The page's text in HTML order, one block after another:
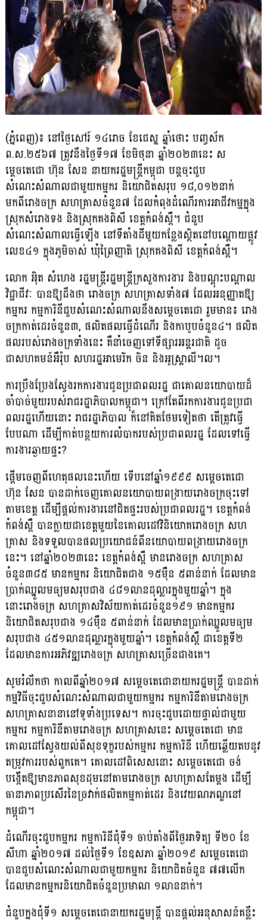
(ភ្នំពេញ)៖ នៅថ្ងៃសៅរ៍ ១៤រោច ខែជេស្ឋ ឆ្នាំថោះ បញ្ចស័ក
ព.ស.២៥៦៧ ត្រូវនឹង​ថ្ងៃទី១៧ ខែមិថុនា ឆ្នាំ២០២៣នេះ ស
ម្តេចតេជោ ហ៊ុន សែន នាយករដ្ឋមន្ត្រី​កម្ពុជា បន្តចុះជួប
សំណេះសំណាលជាមួយកម្មករ និយោជិតសរុប ១៨,០១២នាក់
មកពីរោង​ចក្រ សហគ្រាសចំនួន៧ ដែលកំពុងដំណើរការអាជីវកម្មក្នុង
ស្រុកសំរោងទង និងស្រុក​គងពិសី ខេត្តកំពង់​ស្ពឺ។ ជំនួប​
សំណេះសំណាលធ្វើឡើង នៅទីតាំងដីមួយ​កន្លែង​ស្ថិត​នៅ​បណ្តោយ​ផ្លូវ​
លេខ៤១ ក្នុងភូមិចាស់ ឃុំព្រៃញាតិ ស្រុកគងពិសី ខេត្តកំពង់ស្ពឺ។
លោក អ៉ិត សំហេង រដ្ឋមន្ត្រីរដ្ឋមន្ត្រីក្រសួងការងារ និងបណ្តុះបណ្តាល
វិជ្ជាជីវៈ បានឱ្យ​ដឹងថា រោងចក្រ សហគ្រាសទាំង៧ ដែលអនុញ្ញាត​ឱ្យ​
កម្មករ កម្មការិនីជួបសំណេះសំណាលនឹងសម្តេចតេជោ រួមមាន៖ រោង
ចក្រកាត់ដេរចំនួន៣, ផលិតផលធ្វើដំណើរ និងកាបូបចំនួន៤។ ផលិត​
ផលរបស់​រោងចក្រ​ទាំង​នេះ គឺនាំចេញទៅទីផ្សារអន្តរជាតិ ដូច
ជាសហគមន៍​អឺរ៉ុប សហរដ្ឋអាមេរិក ចិន និងអូស្ត្រាលី។ល។
ការប្រឹងប្រែងស្វែងរកការងារជូនប្រជាពលរដ្ឋ ជាគោលនយោបាយដ៏
ចាំបាច់មួយ​របស់​រាជរដ្ឋាភិបាលកម្ពុជា។ ក្រៅតែពីរកការងារជូនប្រជា
ពលរដ្ឋហើយនោះ រាជរដ្ឋាភិបាល ក៏នៅគិតថែមទៀតថា តើត្រូវធ្វើ
បែបណា ដើម្បីកាត់បន្ថយការលំបាករបស់ប្រជាពលរដ្ឋ ដែលទៅធ្វើ
ការងារឆ្ងាយផ្ទះ?
ផ្តើមចេញពីហេតុផលនេះហើយ ទើបនៅឆ្នាំ១៩៩៩ សម្តេចតេជោ
ហ៊ុន សែន បាន​ដាក់​ចេញ​គោលនយោបាយពង្រាយរោងចក្រចុះទៅ
តាមខេត្ត ដើម្បីផ្តល់ការងារនៅ​ជិត​ផ្ទះរបស់ប្រជាពលរដ្ឋ។ ខេត្តកំពង់
កំពង់ស្ពឺ បានក្លាយជា​ខេត្ត​មួយនៃគោលដៅ​វិនិយោគ​រោងចក្រ សហ
គ្រាស និងទទួលបានផលប្រយោជន៍ពីនយោបាយពង្រាយរោងចក្រ​
នេះ។ នៅឆ្នាំ២០២៣នេះ ខេត្តកំពង់ស្ពឺ មានរោងចក្រ សហគ្រាស
ចំនួន៣៨៥ មាន​កម្មករ​ និយោ​ជិតជាង ១៥ម៉ឺន ៥ពាន់​នាក់ ដែលមាន
ប្រាក់ឈ្នួលមធ្យមសរុបជាង ៤៨១លានដុល្លារក្នុងមួយឆ្នាំ។ ក្នុង
នោះរោងចក្រ សហគ្រាសវិស័យកាត់​ដេរ​ចំនួន១៩១ មានកម្មករ
និយោជិត​សរុបជាង ១៤ម៉ឺន ៥ពាន់នាក់ ដែលមានប្រាក់ឈ្នួលមធ្យម
សរុបជាង ៤៥១លានដុល្លារក្នុងមួយឆ្នាំ។ ខេត្តកំពង់ស្ពឺ ជាខេត្តទី២
ដែលមានការអភិវឌ្ឍរោងចក្រ សហគ្រាសច្រើនជាងគេ។
សូមរំលឹកថា កាលពីឆ្នាំ២០១៧ សម្តេចតេជោនាយករដ្ឋមន្ត្រី បានដាក់
កម្មវិធីចុះ​ជួប​សំណេះសំណាលជាមួយកម្មករ កម្មការិនីតាមរោងចក្រ
សហគ្រាសនានានៅទូទាំង​ប្រទេស។ ការចុះជួបដោយផ្ទាល់ជាមួយ
កម្មករ កម្មការិនីតាមរោងចក្រ សហគ្រាស​នេះ សម្តេចតេជោ មាន
គោលដៅស្វែងយល់ពីសុខទុក្ខរបស់កម្មករ កម្មការិនី ហើយ​ឆ្លើយតបនូវ
តម្រូវការរបស់ពួកគេ។ គោលដៅពិសេសនោះ សម្តេចតេជោ ចង់
បង្កើតឱ្យ​មានភាពសុខដុមនៅតាមរោងចក្រ សហគ្រាសតែម្តង ដើម្បី
ធានាភាពប្រសើរនៃច្រវាក់​ផ​​លិតកម្មកាត់ដេរ និងវេយណភណ្ឌនៅ
កម្ពុជា។
ដំណើរចុះជួបកម្មករ កម្មការិនីជុំទី១ ចាប់តាំងពីថ្ងៃអាទិត្យ ទី២០ ខែ
សីហា ឆ្នាំ២០​១៧ ដល់ថ្ងៃទី១ ខែឧសភា ឆ្នាំ២០១៩ សម្តេចតេជោ
បានជួប​សំណេះសំណាល​ជាមួយកម្មករ និយោជិតចំនួន ៧៧លើក
ដែលមានកម្មករនិយោជិត​ចំនួន​ប្រមាណ ១លាននាក់។
ជំនួបក្នុងជុំទី១ សម្តេចតេជោនាយករដ្ឋមន្ត្រី បានផ្ដល់អនុសាសន៍គន្លឹះ